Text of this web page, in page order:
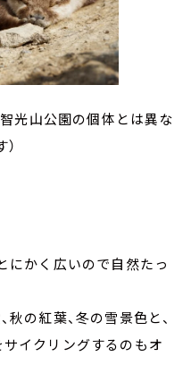
光山公園の個体とは異な
にかく広いので自然たっ
の紅葉、冬の雪景色と、
イクリングするのもオ